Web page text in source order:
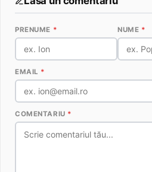
PRENUME * NUME *
EMAIL *
COMENTARIU *